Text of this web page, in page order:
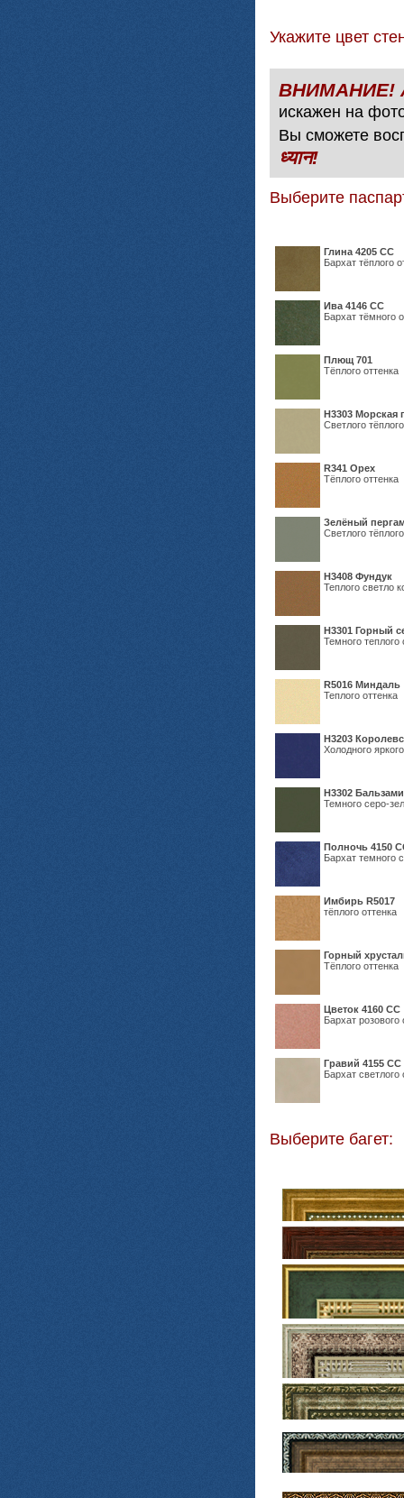
Укажите цвет
искажен на
Вы сможете
ध्यान!
Выберите
Глина 4205 СС
Бархат тёплого
Ива 4146 СС
Бархат тёмного
Плющ 701
Тёплого оттенка
H3303 Морская
Светлого
R341 Орех
Тёплого оттенка
Зелёный
Светлого
Н3408 Фундук
Теплого светло
Н3301 Горный
Темного теплого
R5016 Миндаль
Теплого оттенка
Н3203
Холодного
Н3302
Темного серо-
Полночь 4150
Бархат темного
Имбирь R5017
тёплого оттенка
Горный
Тёплого оттенка
Цветок 4160 СС
Бархат розового
Гравий 4155 СС
Бархат светлого
Выберите багет: